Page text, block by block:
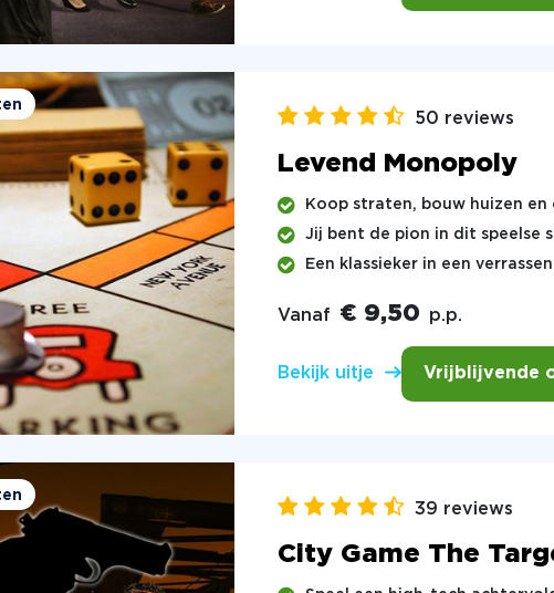
50 reviews
Levend Monopoly
Koop straten, bouw huizen
Jij bent de pion in dit speelse
Een klassieker in een
Vanaf € 9,50 p.p.
Bekijk uitje Vrijblijvende
39 reviews
City Game The